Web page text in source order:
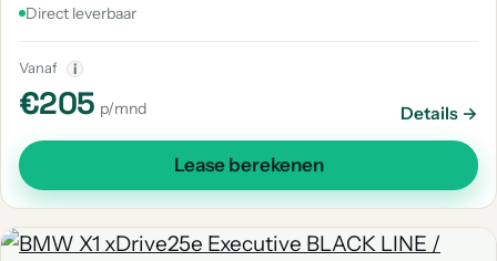
Direct leverbaar
Vanaf i
€205 p/mnd Details →
Lease berekenen